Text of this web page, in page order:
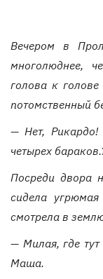
Вечером в
многолюднее,
голова к
потомственный
— Нет, Рикардо!
четырех
Посреди двора
сидела
смотрела в
— Милая, где тут
Маша.